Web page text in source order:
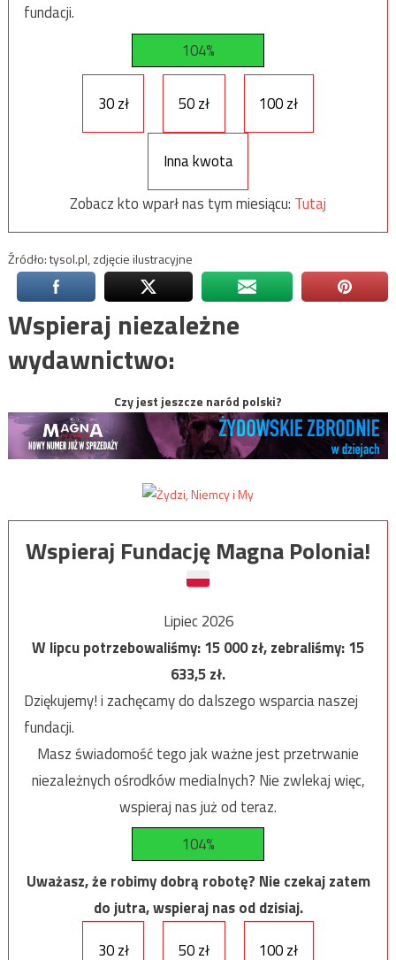
fundacji.
104%
30 zł 50 zł 100 zł
Inna kwota
Zobacz kto wparł nas tym miesiącu: Tutaj
Źródło: tysol.pl, zdjęcie ilustracyjne
Wspieraj niezależne
wydawnictwo:
Czy jest jeszcze naród polski?
Wspieraj Fundację Magna Polonia!
Lipiec 2026
W lipcu potrzebowaliśmy:15 000zł, zebraliśmy:15
633,5zł.
Dziękujemy! i zachęcamy do dalszego wsparcia naszej
fundacji.
Masz świadomość tego jak ważne jest przetrwanie
niezależnych ośrodków medialnych? Nie zwlekaj więc,
wspieraj nas już od teraz.
104%
Uważasz, że robimy dobrą robotę? Nie czekaj zatem
do jutra, wspieraj nas od dzisiaj.
30 zł
50 zł 100 zł